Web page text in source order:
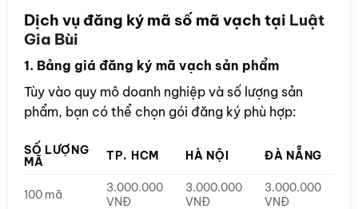
Dịch vụ đăng ký mã số mã vạch tại Luật
Gia Bùi
1. Bảng giá đăng ký mã vạch sản phẩm
Tùy vào quy mô doanh nghiệp và số lượng sản
phẩm, bạn có thể chọn gói đăng ký phù hợp:
SỐ LƯỢNG
MÃ
TP. HCM HÀ NỘI ĐÀ NẴNG
100 mã
3.000.000
VNĐ
3.000.000
VNĐ
3.000.000
VNĐ